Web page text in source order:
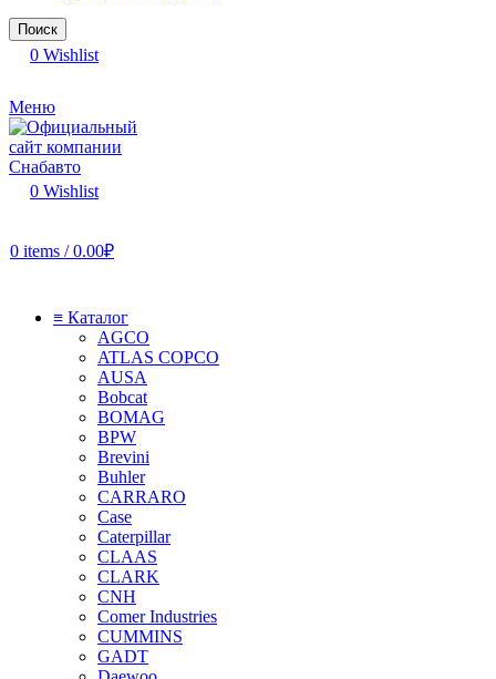
Поиск
0 Wishlist
Меню
0 Wishlist
0 items / 0.00₽
≡ Каталог
AGCO
ATLAS COPCO
AUSA
Bobcat
BOMAG
BPW
Brevini
Buhler
CARRARO
Case
Caterpillar
CLAAS
CLARK
CNH
Comer Industries
CUMMINS
GADT